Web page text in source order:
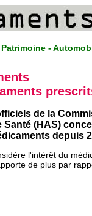
-
de la
Santé (HAS)
depuis
l'intérêt du
de plus par